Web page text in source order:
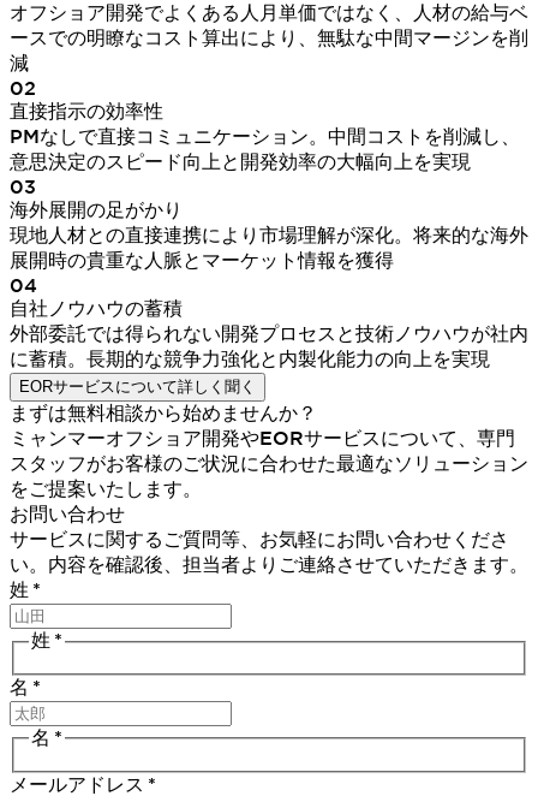
オフショア開発でよくある人月単価ではなく、人材の給与ベ
ースでの明瞭なコスト算出により、無駄な中間マージンを削
減
02
直接指示の効率性
PMなしで直接コミュニケーション。中間コストを削減し、
意思決定のスピード向上と開発効率の大幅向上を実現
03
海外展開の足がかり
現地人材との直接連携により市場理解が深化。将来的な海外
展開時の貴重な人脈とマーケット情報を獲得
04
自社ノウハウの蓄積
外部委託では得られない開発プロセスと技術ノウハウが社内
に蓄積。長期的な競争力強化と内製化能力の向上を実現
EORサービスについて詳しく聞く
まずは無料相談から始めませんか？
ミャンマーオフショア開発やEORサービスについて、専門
スタッフがお客様のご状況に合わせた最適なソリューション
をご提案いたします。
お問い合わせ
サービスに関するご質問等、お気軽にお問い合わせくださ
い。内容を確認後、担当者よりご連絡させていただきます。
姓 *
姓 *
名 *
名 *
メールアドレス *